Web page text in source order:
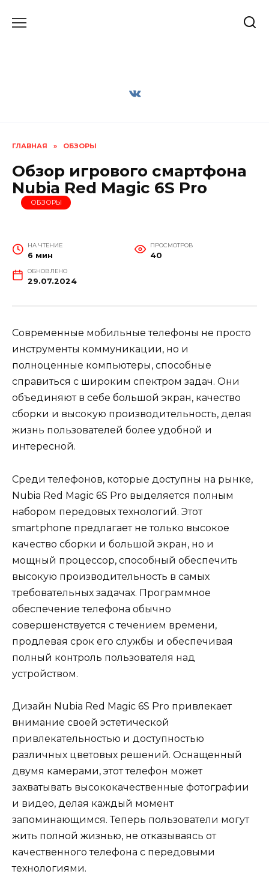
ГЛАВНАЯ » ОБЗОРЫ
Обзор игрового смартфона
Nubia Red Magic 6S Pro
ОБЗОРЫ
НА ЧТЕНИЕ
6 мин
ПРОСМОТРОВ
40
ОБНОВЛЕНО
29.07.2024
Современные мобильные телефоны не просто
инструменты коммуникации, но и
полноценные компьютеры, способные
справиться с широким спектром задач. Они
объединяют в себе большой экран, качество
сборки и высокую производительность, делая
жизнь пользователей более удобной и
интересной.
Среди телефонов, которые доступны на рынке,
Nubia Red Magic 6S Pro выделяется полным
набором передовых технологий. Этот
smartphone предлагает не только высокое
качество сборки и большой экран, но и
мощный процессор, способный обеспечить
высокую производительность в самых
требовательных задачах. Программное
обеспечение телефона обычно
совершенствуется с течением времени,
продлевая срок его службы и обеспечивая
полный контроль пользователя над
устройством.
Дизайн Nubia Red Magic 6S Pro привлекает
внимание своей эстетической
привлекательностью и доступностью
различных цветовых решений. Оснащенный
двумя камерами, этот телефон может
захватывать высококачественные фотографии
и видео, делая каждый момент
запоминающимся. Теперь пользователи могут
жить полной жизнью, не отказываясь от
качественного телефона с передовыми
технологиями.